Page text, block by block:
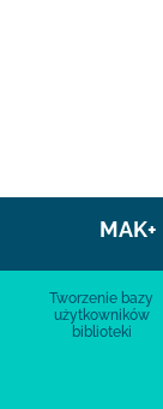
MAK+
Tworzenie bazy
użytkowników
biblioteki